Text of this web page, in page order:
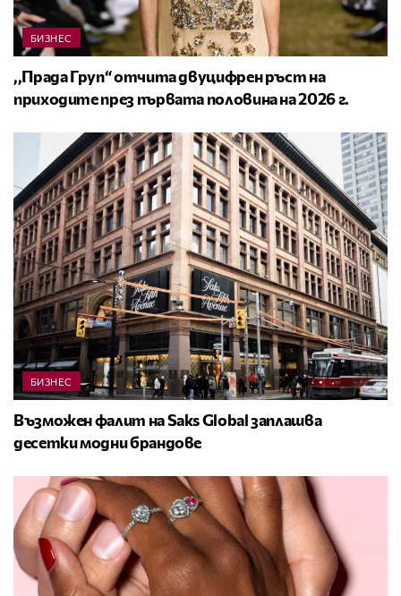
БИЗНЕС
,,Прада Груп“ отчита двуцифрен ръст на
приходите през първата половина на 2026 г.
БИЗНЕС
Възможен фалит на Saks Global заплашва
десетки модни брандове